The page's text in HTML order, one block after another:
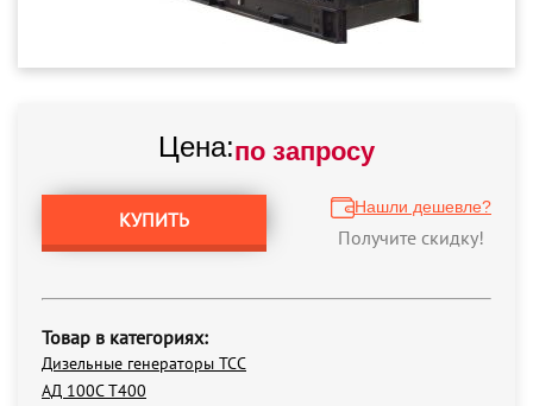
Цена:по запросу
КУПИТЬ
Нашли дешевле?
Получите скидку!
Товар в категориях:
Дизельные генераторы ТСС
АД 100С Т400